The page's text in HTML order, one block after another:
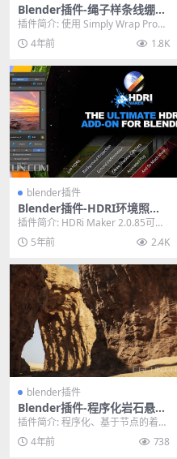
Blender插件-绳子样条线绷带
缠绕工具 Simply Wrap Pro
3.0 含教程预设库
插件简介: 使用 Simply Wrap Pro，
您可以创建一个包裹的网格，您
可...4年前 1.8K
blender插件
Blender插件-HDRI环境照明
制作模拟插件 HDRi Maker 2.
0.85
插件简介: HDRi Maker 2.0.85可以
在Blender中快速模拟各种...
5年前 2.4K
blender插件
Blender插件-程序化岩石悬崖
生成器插件 Procedural Rock
Generator
插件简介: 程序化、基于节点的着色
器可轻松生成无限数量的岩石或悬
崖。它使用微位移...
4年前 738